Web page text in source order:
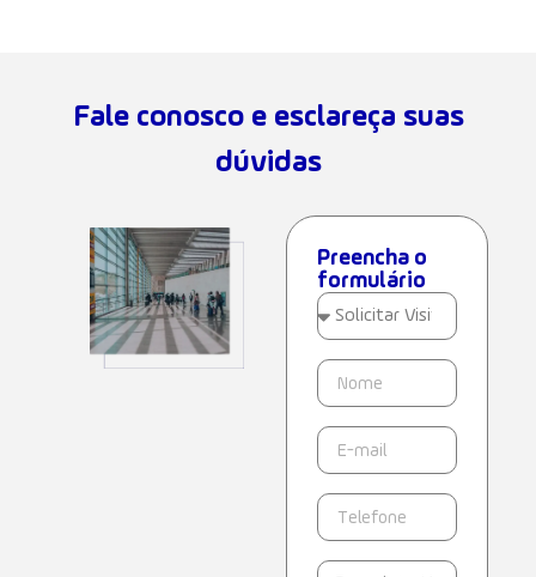
Fale conosco e esclareça suas
dúvidas
Preencha o
formulário